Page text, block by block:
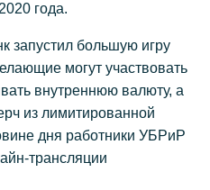
года.
запустил большую игру
могут участвовать
внутреннюю валюту, а
из лимитированной
дня работники УБРиР
трансляции